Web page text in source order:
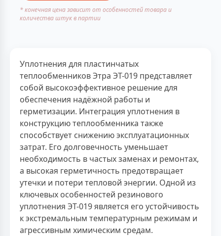
* конечная цена зависит от особенностей товара и
количества штук в партии
Уплотнения для пластинчатых
теплообменников Этра ЭТ-019 представляет
собой высокоэффективное решение для
обеспечения надёжной работы и
герметизации. Интеграция уплотнения в
конструкцию теплообменника также
способствует снижению эксплуатационных
затрат. Его долговечность уменьшает
необходимость в частых заменах и ремонтах,
а высокая герметичность предотвращает
утечки и потери тепловой энергии. Одной из
ключевых особенностей резинового
уплотнения ЭТ-019 является его устойчивость
к экстремальным температурным режимам и
агрессивным химическим средам.